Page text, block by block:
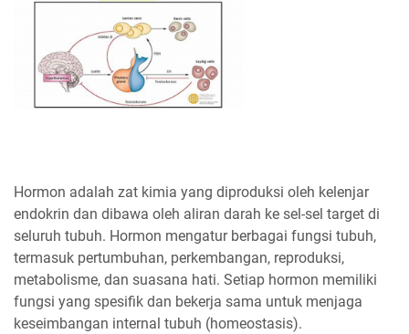
Hormon adalah zat kimia yang diproduksi oleh kelenjar
endokrin dan dibawa oleh aliran darah ke sel-sel target di
seluruh tubuh. Hormon mengatur berbagai fungsi tubuh,
termasuk pertumbuhan, perkembangan, reproduksi,
metabolisme, dan suasana hati. Setiap hormon memiliki
fungsi yang spesifik dan bekerja sama untuk menjaga
keseimbangan internal tubuh (homeostasis).